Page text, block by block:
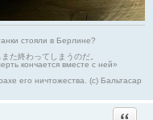
стояли в Берлине?
た終わってしまうのだ。
кончается вместе с ней»
его ничтожества. (с) Бальтасар